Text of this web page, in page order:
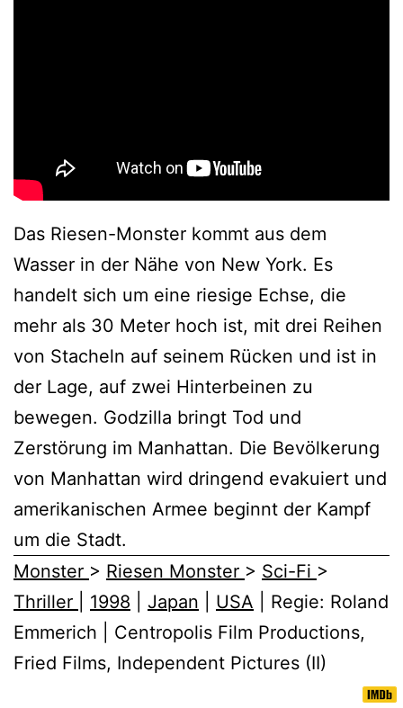
Das Riesen-Monster kommt aus dem
Wasser in der Nähe von New York. Es
handelt sich um eine riesige Echse, die
mehr als 30 Meter hoch ist, mit drei Reihen
von Stacheln auf seinem Rücken und ist in
der Lage, auf zwei Hinterbeinen zu
bewegen. Godzilla bringt Tod und
Zerstörung im Manhattan. Die Bevölkerung
von Manhattan wird dringend evakuiert und
amerikanischen Armee beginnt der Kampf
um die Stadt.
Monster > Riesen Monster > Sci-Fi >
Thriller
1998 Japan USA | Regie: Roland
Emmerich | Centropolis Film Productions,
Fried Films, Independent Pictures (II)